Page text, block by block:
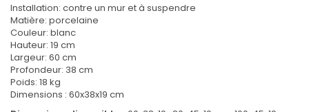
Installation: contre un mur et à suspendre
Matière: porcelaine
Couleur: blanc
Hauteur: 19 cm
Largeur: 60 cm
Profondeur: 38 cm
Poids: 18 kg
Dimensions : 60x38x19 cm